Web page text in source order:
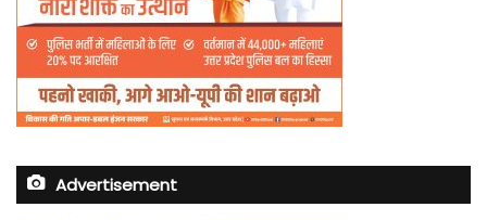
Advertisement